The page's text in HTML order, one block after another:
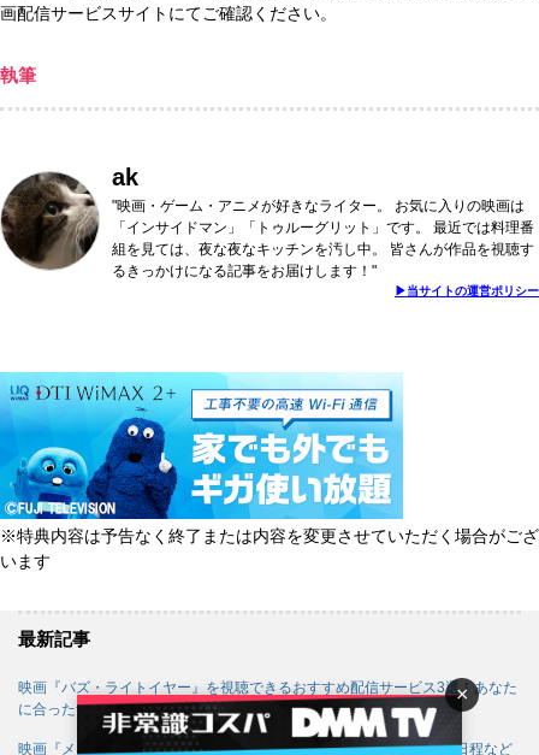
画配信サービスサイトにてご確認ください。
執筆
ak
"映画・ゲーム・アニメが好きなライター。 お気に入りの映画は
「インサイドマン」「トゥルーグリット」です。 最近では料理番
組を見ては、夜な夜なキッチンを汚し中。 皆さんが作品を視聴す
るきっかけになる記事をお届けします！"
▶︎当サイトの運営ポリシー
※特典内容は予告なく終了または内容を変更させていただく場合がござ
います
×
最新記事
映画『バズ・ライトイヤー』を視聴できるおすすめ配信サービス3選！あなた
に合ったサービスを厳選してお届け！
映画『メイドインアビス 目覚める神秘』いつから？作品情報や公開日程など